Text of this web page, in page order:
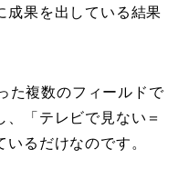
成果を出している結果
た複数のフィールドで
「テレビで見ない＝
るだけなのです。